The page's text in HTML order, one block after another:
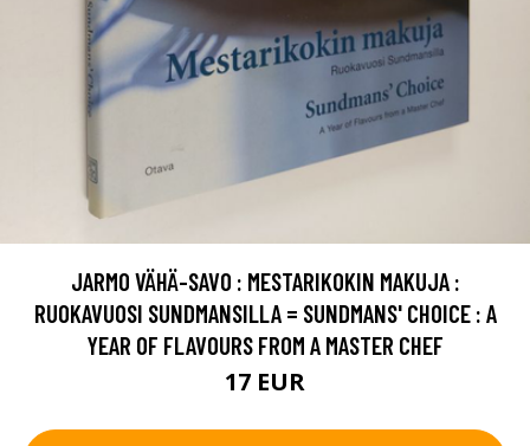
JARMO VÄHÄ-SAVO : MESTARIKOKIN MAKUJA :
RUOKAVUOSI SUNDMANSILLA = SUNDMANS' CHOICE : A
YEAR OF FLAVOURS FROM A MASTER CHEF
17 EUR